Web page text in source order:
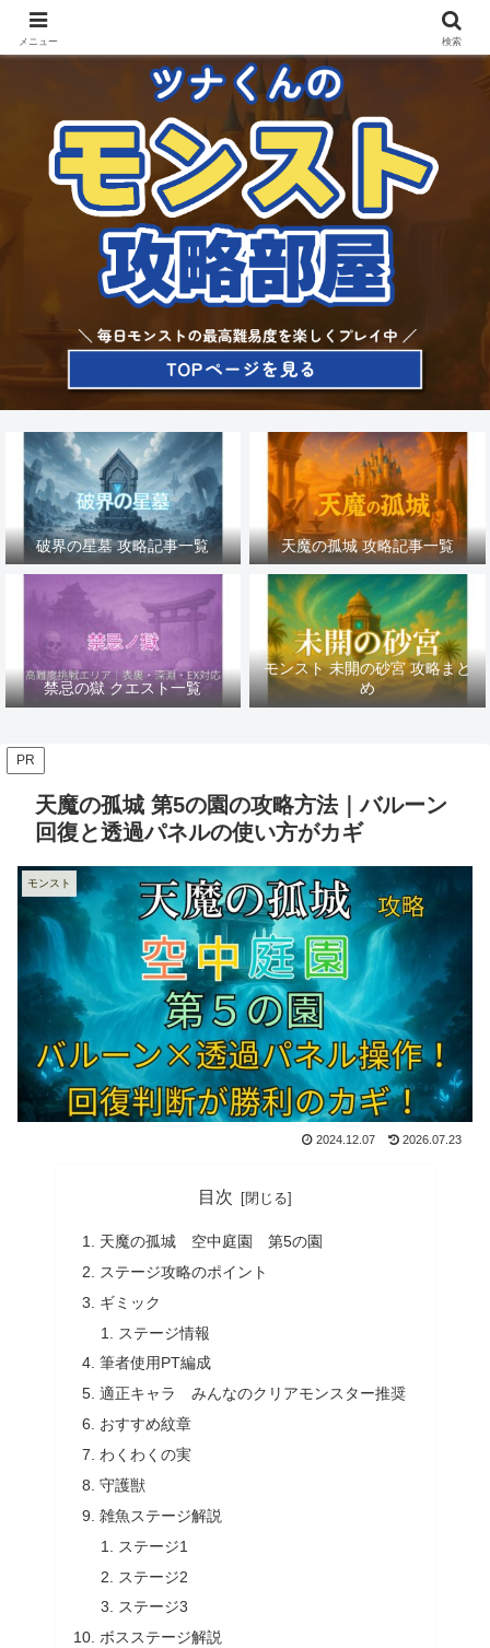
破界の星墓 攻略記事一覧 天魔の孤城 攻略記事一覧
禁忌の獄 クエスト一覧
モンスト 未開の砂宮 攻略まと
め
PR
天魔の孤城 第5の園の攻略方法｜バルーン
回復と透過パネルの使い方がカギ
モンスト
2024.12.07 2026.07.23
目次
天魔の孤城 空中庭園 第5の園
ステージ攻略のポイント
ギミック
ステージ情報
筆者使用PT編成
適正キャラ みんなのクリアモンスター推奨
おすすめ紋章
わくわくの実
守護獣
雑魚ステージ解説
ステージ1
ステージ2
ステージ3
ボスステージ解説
メニュー 検索